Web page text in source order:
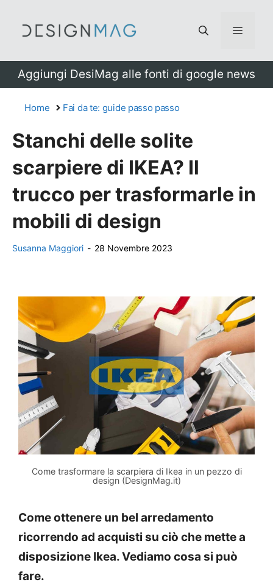
Menu
Aggiungi DesiMag alle fonti di google news
Home Fai da te: guide passo passo
Stanchi delle solite
scarpiere di IKEA? Il
trucco per trasformarle in
mobili di design
Susanna Maggiori - 28 Novembre 2023
Come trasformare la scarpiera di Ikea in un pezzo di
design (DesignMag.it)
Come ottenere un bel arredamento
ricorrendo ad acquisti su ciò che mette a
disposizione Ikea. Vediamo cosa si può
fare.